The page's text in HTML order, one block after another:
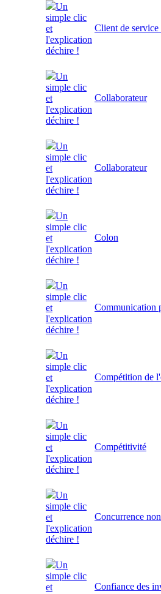
Un
simple clic
et
l'explication
déchire !
Client de
Un
simple clic
et
l'explication
déchire !
Collaborateur
Un
simple clic
et
l'explication
déchire !
Collaborateur
Un
simple clic
et
l'explication
déchire !
Colon
Un
simple clic
et
l'explication
déchire !
Communication
Un
simple clic
et
l'explication
déchire !
Compétition de
Un
simple clic
et
l'explication
déchire !
Compétitivité
Un
simple clic
et
l'explication
déchire !
Concurrence
Un
simple clic
et
Confiance des